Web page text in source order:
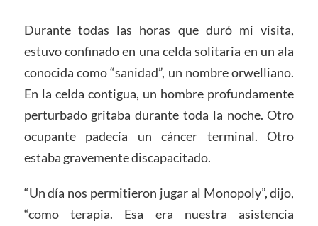
Durante todas las horas que duró mi visita,
estuvo confinado en una celda solitaria en un ala
conocida como “sanidad”, un nombre orwelliano.
En la celda contigua, un hombre profundamente
perturbado gritaba durante toda la noche. Otro
ocupante padecía un cáncer terminal. Otro
estaba gravemente discapacitado.
“Un día nos permitieron jugar al Monopoly”, dijo,
“como terapia. Esa era nuestra asistencia